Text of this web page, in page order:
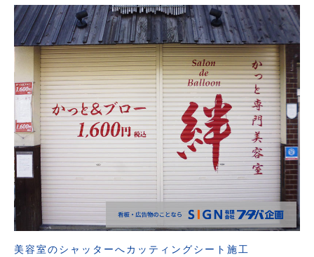
美容室のシャッターへカッティングシート施工